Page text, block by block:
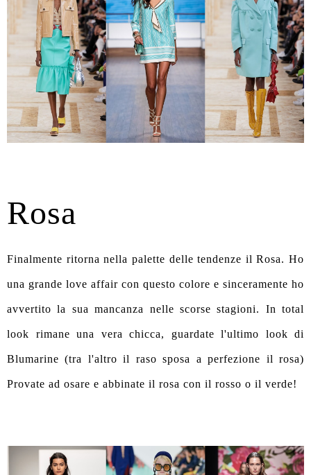
Rosa
Finalmente ritorna nella palette delle tendenze il Rosa. Ho
una grande love affair con questo colore e sinceramente ho
avvertito la sua mancanza nelle scorse stagioni. In total
look rimane una vera chicca, guardate l'ultimo look di
Blumarine (tra l'altro il raso sposa a perfezione il rosa)
Provate ad osare e abbinate il rosa con il rosso o il verde!